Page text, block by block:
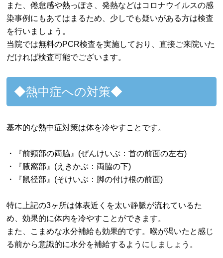
また、倦怠感や熱っぽさ、発熱などはコロナウイルスの感
染事例にもあてはまるため、少しでも疑いがある方は検査
を行いましょう。
当院では無料のPCR検査を実施しており、直接ご来院いた
だければ検査可能でございます。
◆熱中症への対策◆
基本的な熱中症対策は体を冷やすことです。
・『前頸部の両脇』(ぜんけいぶ：首の前面の左右)
・『腋窩部』(えきかぶ：両脇の下)
・『鼠径部』(そけいぶ：脚の付け根の前面)
特に上記の3ヶ所は体表近くを太い静脈が流れているた
め、効果的に体内を冷やすことができます。
また、こまめな水分補給も効果的です。喉が渇いたと感じ
る前から意識的に水分を補給するようにしましょう。